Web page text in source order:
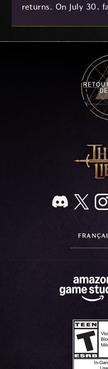
returns. On July 30,
key combat
new Archboss